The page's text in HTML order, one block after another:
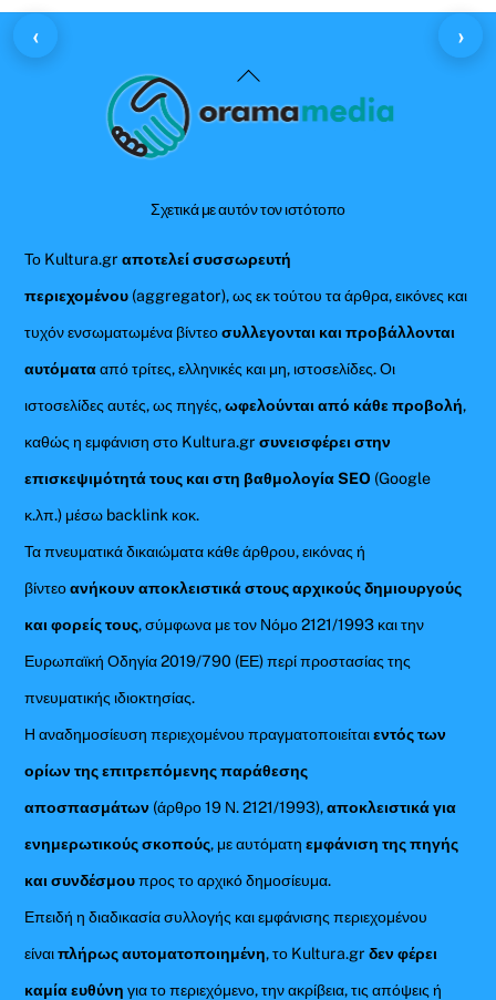
Back
To
Σχετικά με αυτόν τον ιστότοπο
Το Kultura.grαποτελεί συσσωρευτή
περιεχομένου (aggregator), ως εκ τούτου τα άρθρα, εικόνες και
τυχόν ενσωματωμένα βίντεοσυλλεγονται και προβάλλονται
αυτόματααπό τρίτες, ελληνικές και μη, ιστοσελίδες. Οι
ιστοσελίδες αυτές, ως πηγές,ωφελούνται από κάθε προβολή,
καθώς η εμφάνιση στο Kultura.gr συνεισφέρει στην
επισκεψιμότητά τους και στη βαθμολογία SEO (Google
κ.λπ.) μέσω backlink κοκ.
Τα πνευματικά δικαιώματα κάθε άρθρου, εικόνας ή
βίντεοανήκουν αποκλειστικά στους αρχικούς δημιουργούς
και φορείς τους, σύμφωνα με τον Νόμο 2121/1993 και την
Ευρωπαϊκή Οδηγία 2019/790 (ΕΕ) περί προστασίας της
πνευματικής ιδιοκτησίας.
Η αναδημοσίευση περιεχομένου πραγματοποιείταιεντός των
ορίων της επιτρεπόμενης παράθεσης
αποσπασμάτων (άρθρο 19 Ν. 2121/1993),αποκλειστικά για
ενημερωτικούς σκοπούς, με αυτόματηεμφάνιση της πηγής
και συνδέσμουπρος το αρχικό δημοσίευμα.
Επειδή η διαδικασία συλλογής και εμφάνισης περιεχομένου
είναιπλήρως αυτοματοποιημένη, το Kultura.grδεν φέρει
καμία ευθύνη για το περιεχόμενο, την ακρίβεια, τις απόψεις ή
‹ ›